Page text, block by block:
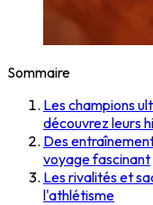
Sommaire
Les champions
découvrez leurs
Des
voyage fascinant
Les rivalités et
l'athlétisme